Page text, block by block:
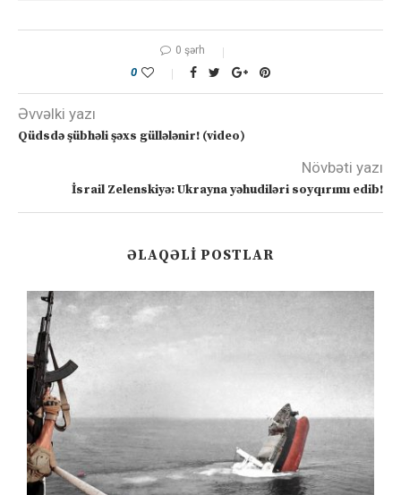
0 şərh
0
Əvvəlki yazı
Qüdsdə şübhəli şəxs güllələnir! (video)
Növbəti yazı
İsrail Zelenskiyə: Ukrayna yəhudiləri soyqırımı edib!
ƏLAQƏLI POSTLAR